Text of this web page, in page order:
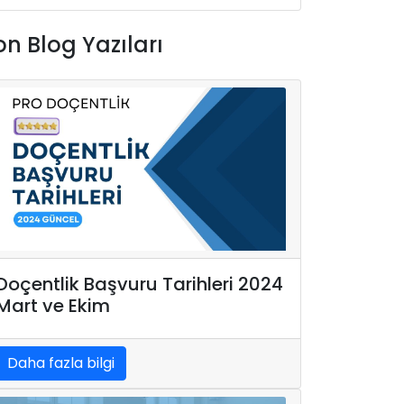
Blog Yazıları
Başvuru Tarihleri 2024
ve Ekim
Daha fazla bilgi